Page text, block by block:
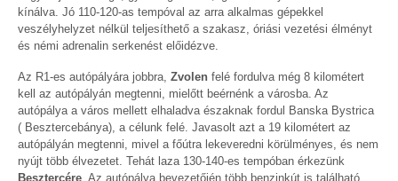
kínálva. Jó 110-120-as tempóval az arra alkalmas gépekkel
veszélyhelyzet nélkül teljesíthető a szakasz, óriási vezetési élményt
és némi adrenalin serkenést előidézve.
Az R1-es autópályára jobbra, Zvolen felé fordulva még 8 kilométert
kell az autópályán megtenni, mielőtt beérnénk a városba. Az
autópálya a város mellett elhaladva északnak fordul Banska Bystrica
( Besztercebánya), a célunk felé. Javasolt azt a 19 kilométert az
autópályán megtenni, mivel a főútra lekeveredni körülményes, és nem
nyújt több élvezetet. Tehát laza 130-140-es tempóban érkezünk
Besztercére . Az autópálya bevezetőjén több benzinkút is található.